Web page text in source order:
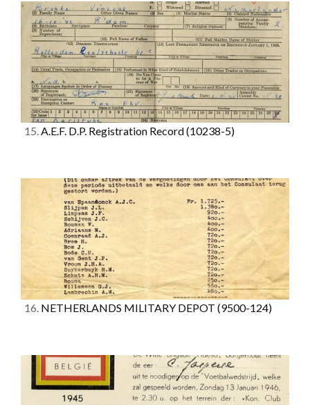
15.A.E.F. D.P. Registration Record(10238-5)
16. NETHERLANDS MILITARY DEPOT (9500-124)